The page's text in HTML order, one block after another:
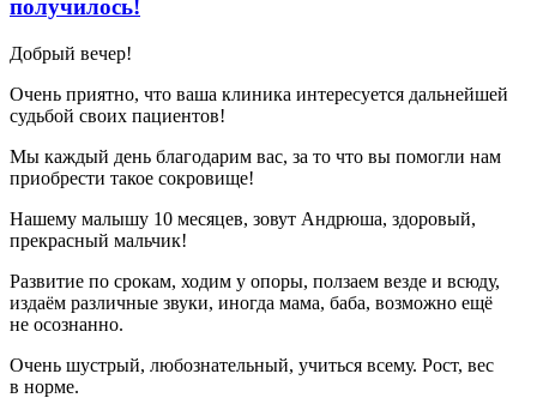
получилось!
Добрый вечер!
Очень приятно, что ваша клиника интересуется дальнейшей
судьбой своих пациентов!
Мы каждый день благодарим вас, за то что вы помогли нам
приобрести такое сокровище!
Нашему малышу 10 месяцев, зовут Андрюша, здоровый,
прекрасный мальчик!
Развитие по срокам, ходим у опоры, ползаем везде и всюду,
издаём различные звуки, иногда мама, баба, возможно ещё
не осознанно.
Очень шустрый, любознательный, учиться всему. Рост, вес
в норме.